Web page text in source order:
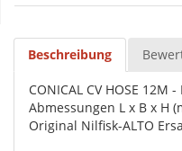
Beschreibung
CONICAL CV HOSE 12M -
Abmessungen L x B x H
Original Nilfisk-ALTO